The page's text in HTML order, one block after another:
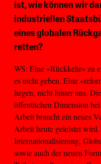
ist, wie können wir
industriellen
eines globalen
retten?
WS: Eine »Rückkehr« zu
es nicht geben. Eine
liegen, nicht hinter uns.
öffentlichen Dimension
Arbeit braucht ein neues
Arbeit heute geleistet
Internationalisierung,
sowie auch der neuen